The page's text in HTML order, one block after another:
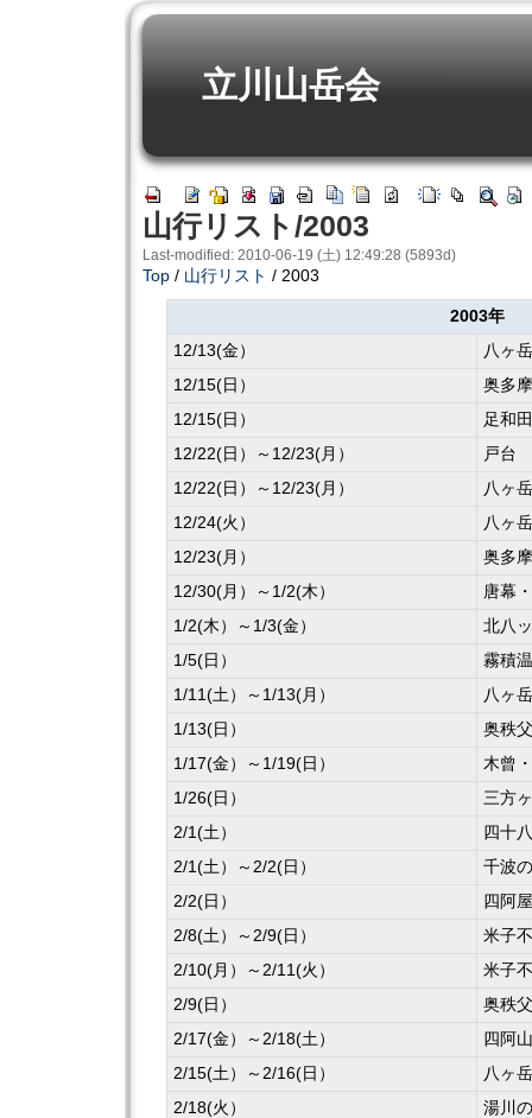
立川山岳会
山行リスト/2003
Last-modified: 2010-06-19 (土) 12:49:28 (5893d)
Top / 山行リスト / 2003
2003年
12/13(金）
八ヶ
12/15(日）
奥多
12/15(日）
足和
12/22(日）～12/23(月）
戸台
12/22(日）～12/23(月）
八ヶ
12/24(火）
八ヶ
12/23(月）
奥多
12/30(月）～1/2(木）
唐幕
1/2(木）～1/3(金）
北八
1/5(日）
霧積
1/11(土）～1/13(月）
八ヶ岳
1/13(日）
奥秩
1/17(金）～1/19(日）
木曾
1/26(日）
三方
2/1(土）
四十
2/1(土）～2/2(日）
千波
2/2(日）
四阿
2/8(土）～2/9(日）
米子
2/10(月）～2/11(火）
米子
2/9(日）
奥秩
2/17(金）～2/18(土）
四阿
2/15(土）～2/16(日）
八ヶ
2/18(火）
湯川